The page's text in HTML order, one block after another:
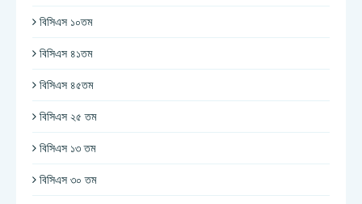
বিসিএস ১০তম
বিসিএস ৪১তম
বিসিএস ৪৫তম
বিসিএস ২৫ তম
বিসিএস ১৩ তম
বিসিএস ৩০ তম